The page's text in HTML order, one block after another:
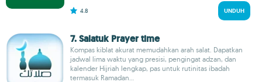
4.8 UNDUH
7. Salatuk Prayer time
Kompas kiblat akurat memudahkan arah salat. Dapatkan
jadwal lima waktu yang presisi, pengingat adzan, dan
kalender Hijriah lengkap, pas untuk rutinitas ibadah
termasuk Ramadan...